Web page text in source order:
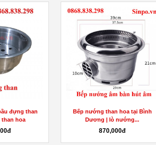
đựng than
hoa
Bếp nướng than hoa tại Bình
Dương | lò nướng...
870,000đ
next